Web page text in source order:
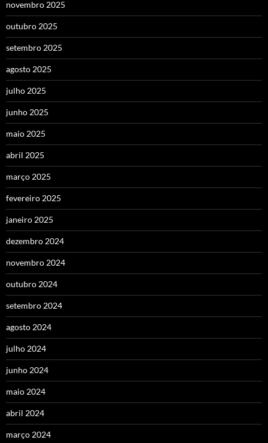
novembro 2025
outubro 2025
setembro 2025
agosto 2025
julho 2025
junho 2025
maio 2025
abril 2025
março 2025
fevereiro 2025
janeiro 2025
dezembro 2024
novembro 2024
outubro 2024
setembro 2024
agosto 2024
julho 2024
junho 2024
maio 2024
abril 2024
março 2024